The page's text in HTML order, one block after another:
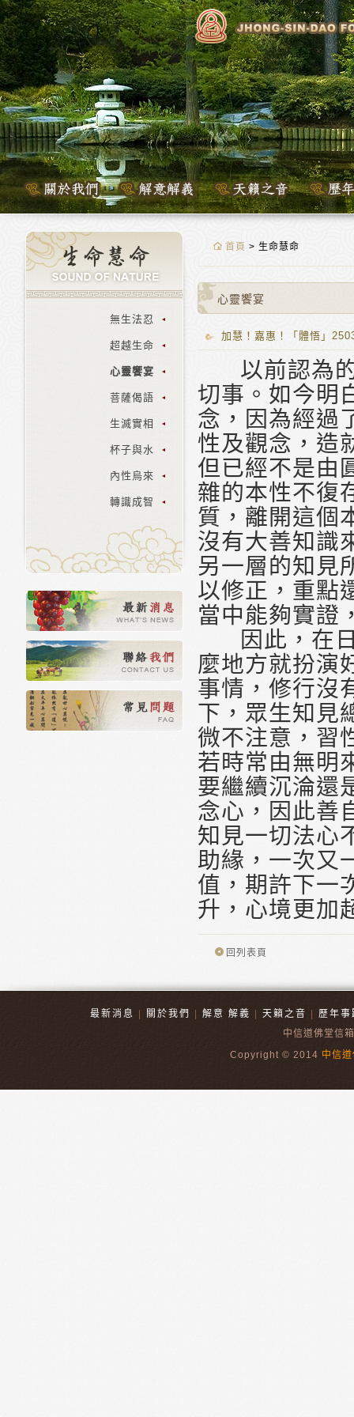
無生法忍
超越生命
心靈饗宴
菩薩偈語
生滅實相
杯子與水
內性烏來
轉識成智
首頁 > 生命慧命
心靈饗宴
加慧！嘉惠！「體悟」
以前認為的
切事。如今明
念，因為經過
性及觀念，造
但已經不是由
雜的本性不復
質，離開這個
沒有大善知識
另一層的知見
以修正，重點
當中能夠實證
因此，在日
麼地方就扮演
事情，修行沒
下，眾生知見
微不注意，習
若時常由無明
要繼續沉淪還
念心，因此善
知見一切法心
助緣，一次又
值，期許下一
升，心境更加
回列表頁
最新消息 關於我們 |解意 解義 |天籟之音 |歷年事
中信道佛堂信
Copyright © 2014 中信